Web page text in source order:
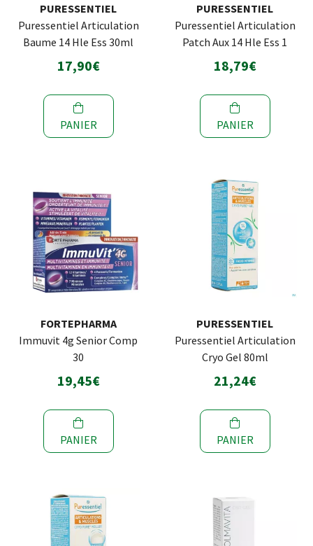
PURESSENTIEL
Puressentiel Articulation
Baume 14 Hle Ess 30ml
17,90€
PANIER
PURESSENTIEL
Puressentiel Articulation
Patch Aux 14 Hle Ess 1
18,79€
PANIER
FORTEPHARMA
Immuvit 4g Senior Comp
30
19,45€
PANIER
PURESSENTIEL
Puressentiel Articulation
Cryo Gel 80ml
21,24€
PANIER